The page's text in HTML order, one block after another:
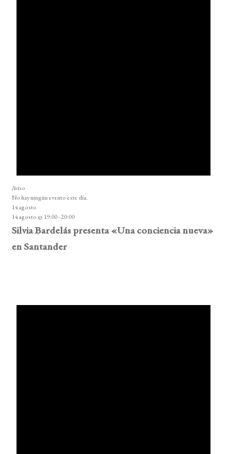
Aviso
No hay ningún evento este día.
14 agosto
14 agosto @ 19:00-20:00
Silvia Bardelás presenta «Una conciencia nueva»
en Santander